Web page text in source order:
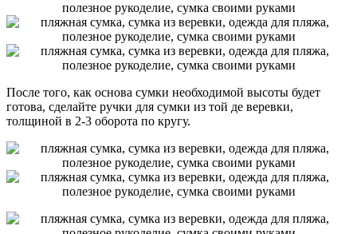
После того, как основа сумки необходимой высоты будет
готова, сделайте ручки для сумки из той де веревки,
толщиной в 2-3 оборота по кругу.